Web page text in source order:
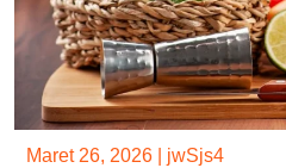
Maret 26, 2026 jwSjs4